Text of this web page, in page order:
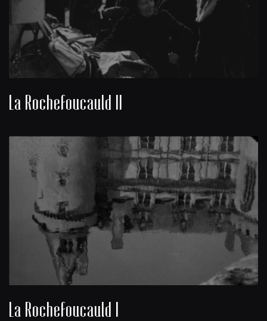
La Rochefoucauld II
La Rochefoucauld I